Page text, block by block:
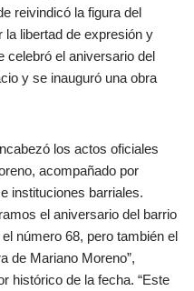
reivindicó la figura del
la libertad de expresión y
celebró el aniversario del
y se inauguró una obra
los actos oficiales
acompañado por
instituciones barriales.
el aniversario del barrio
número 68, pero también el
de Mariano Moreno”,
histórico de la fecha. “Este